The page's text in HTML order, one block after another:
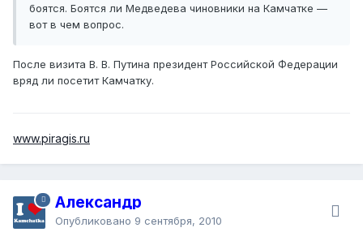
боятся. Боятся ли Медведева чиновники на Камчатке —
вот в чем вопрос.
После визита В. В. Путина президент Российской Федерации
вряд ли посетит Камчатку.
www.piragis.ru
Александр
Опубликовано 9 сентября, 2010